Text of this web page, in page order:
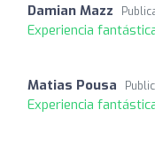
Damian Mazz
Experiencia
Matias Pousa
Experiencia